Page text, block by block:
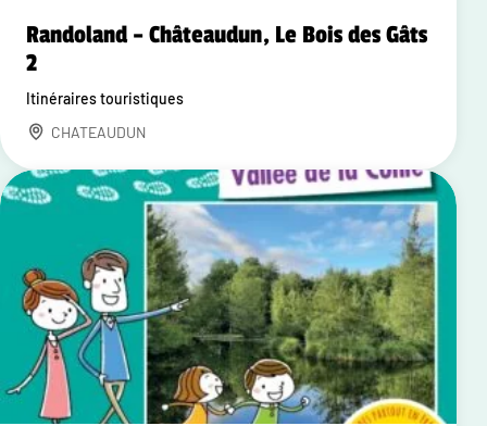
Randoland – Châteaudun, Le Bois des Gâts
2
Itinéraires touristiques
CHATEAUDUN